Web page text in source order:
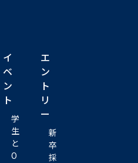
イ
ベ
ン
ト
学
生
と
O
エ
ン
ト
リ
ー
新
卒
採